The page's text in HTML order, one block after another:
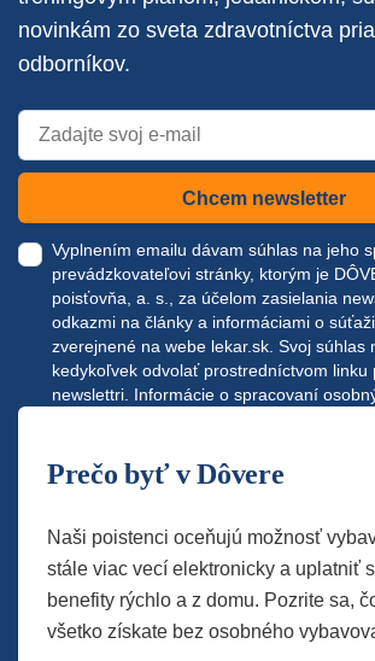
novinkám zo sveta zdravotníctva
odborníkov.
Chcem newsletter
Vyplnením emailu dávam súhlas na jeho
prevádzkovateľovi stránky, ktorým je
poisťovňa, a. s., za účelom zasielania
odkazmi na články a informáciami o
zverejnené na webe lekar.sk. Svoj súhlas
kedykoľvek odvolať prostredníctvom linku
newslettri. Informácie o spracovaní
Prečo byť v Dôvere
Naši poistenci oceňujú možnosť
stále viac vecí elektronicky a uplatniť
benefity rýchlo a z domu. Pozrite sa,
všetko získate bez osobného